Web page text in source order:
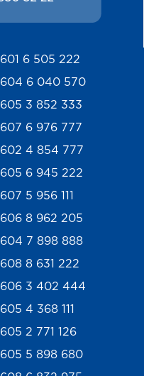
601 6 505 222
604 6 040 570
605 3 852 333
607 6 976 777
602 4 854 777
605 6 945 222
607 5 956 111
606 8 962 205
604 7 898 888
608 8 631 222
606 3 402 444
605 4 368 111
605 2 771 126
605 5 898 680